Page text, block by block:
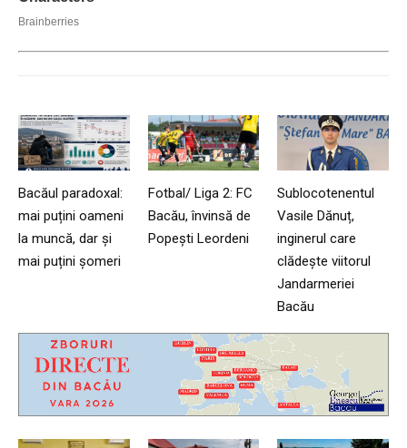
Bacăul paradoxal:
mai puțini oameni
la muncă, dar și
mai puțini șomeri
Fotbal/ Liga 2: FC
Bacău, învinsă de
Popești Leordeni
Sublocotenentul
Vasile Dănuț,
inginerul care
clădește viitorul
Jandarmeriei
Bacău